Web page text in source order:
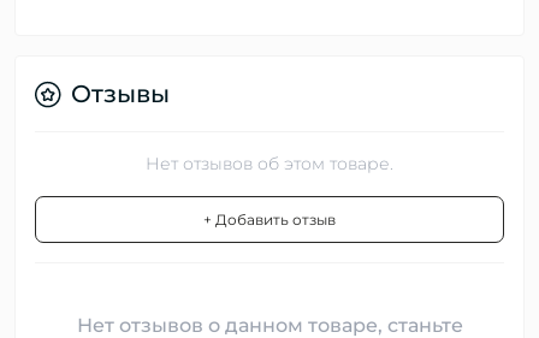
Отзывы
Нет отзывов об этом товаре.
+ Добавить отзыв
Нет отзывов о данном товаре, станьте